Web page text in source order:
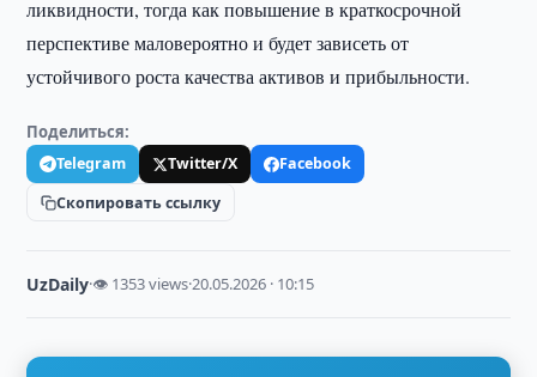
ликвидности, тогда как повышение в краткосрочной
перспективе маловероятно и будет зависеть от
устойчивого роста качества активов и прибыльности.
Поделиться:
Telegram Twitter/X
Facebook
Скопировать ссылку
UzDaily·👁 1353 views·20.05.2026 · 10:15